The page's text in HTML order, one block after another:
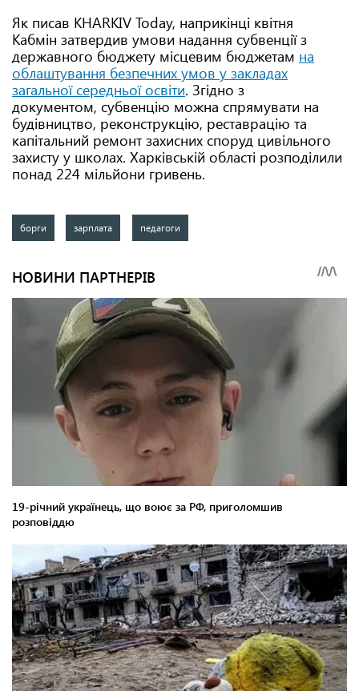
Як писав KHARKIV Today, наприкінці квітня
Кабмін затвердив умови надання субвенції з
державного бюджету місцевим бюджетам на
облаштування безпечних умов у закладах
загальної середньої освіти. Згідно з
документом, субвенцію можна спрямувати на
будівництво, реконструкцію, реставрацію та
капітальний ремонт захисних споруд цивільного
захисту у школах. Харківській області розподілили
понад 224 мільйони гривень.
борги зарплата педагоги